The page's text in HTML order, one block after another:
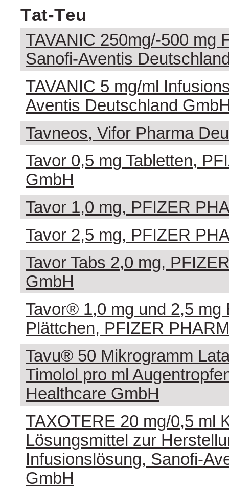
T a t - T e u
TAVANIC 250mg/-500 mg
Sanofi-Aventis
TAVANIC 5 mg/ml
Aventis Deutschland
Tavneos, Vifor Pharma
Tavor 0,5 mg Tabletten,
GmbH
Tavor 1,0 mg, PFIZER
Tavor 2,5 mg, PFIZER
Tavor Tabs 2,0 mg,
GmbH
Tavor® 1,0 mg und 2,5 mg
Plättchen, PFIZER
Tavu® 50 Mikrogramm
Timolol pro ml
Healthcare GmbH
TAXOTERE 20 mg/0,5 ml
Lösungsmittel zur
Infusionslösung, Sanofi-
GmbH